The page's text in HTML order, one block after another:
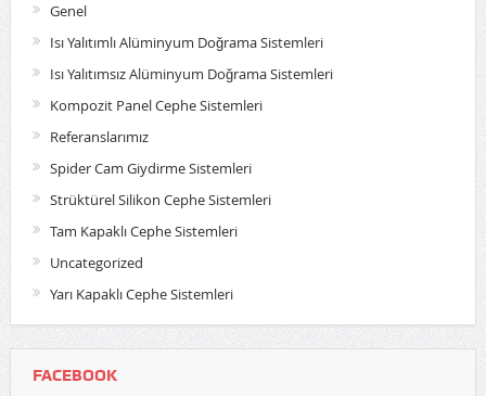
Genel
Isı Yalıtımlı Alüminyum Doğrama Sistemleri
Isı Yalıtımsız Alüminyum Doğrama Sistemleri
Kompozit Panel Cephe Sistemleri
Referanslarımız
Spider Cam Giydirme Sistemleri
Strüktürel Silikon Cephe Sistemleri
Tam Kapaklı Cephe Sistemleri
Uncategorized
Yarı Kapaklı Cephe Sistemleri
FACEBOOK